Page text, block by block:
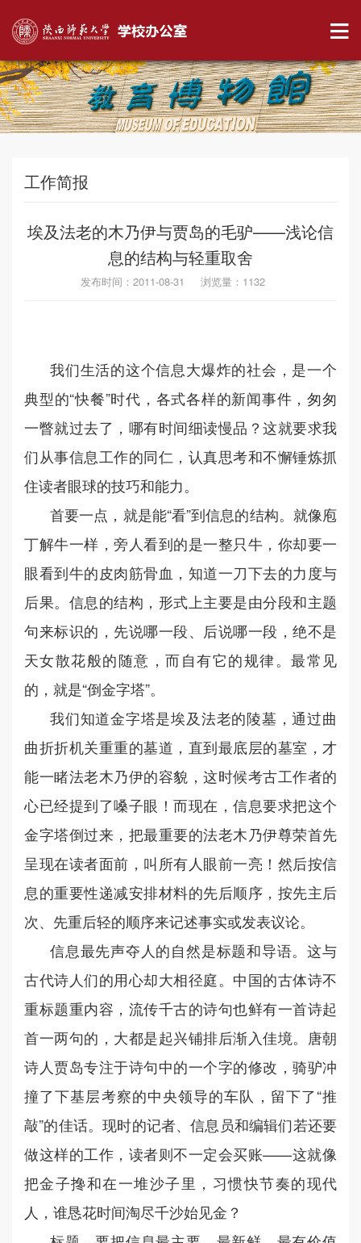
工作简报
埃及法老的木乃伊与贾岛的毛驴——浅论信
息的结构与轻重取舍
发布时间：2011-08-31 浏览量： 1132
我们生活的这个信息大爆炸的社会，是一个
典型的“快餐”时代，各式各样的新闻事件，匆匆
一瞥就过去了，哪有时间细读慢品？这就要求我
们从事信息工作的同仁，认真思考和不懈锤炼抓
住读者眼球的技巧和能力。
首要一点，就是能“看”到信息的结构。就像庖
丁解牛一样，旁人看到的是一整只牛，你却要一
眼看到牛的皮肉筋骨血，知道一刀下去的力度与
后果。信息的结构，形式上主要是由分段和主题
句来标识的，先说哪一段、后说哪一段，绝不是
天女散花般的随意，而自有它的规律。最常见
的，就是“倒金字塔”。
我们知道金字塔是埃及法老的陵墓，通过曲
曲折折机关重重的墓道，直到最底层的墓室，才
能一睹法老木乃伊的容貌，这时候考古工作者的
心已经提到了嗓子眼！而现在，信息要求把这个
金字塔倒过来，把最重要的法老木乃伊尊荣首先
呈现在读者面前，叫所有人眼前一亮！然后按信
息的重要性递减安排材料的先后顺序，按先主后
次、先重后轻的顺序来记述事实或发表议论。
信息最先声夺人的自然是标题和导语。这与
古代诗人们的用心却大相径庭。中国的古体诗不
重标题重内容，流传千古的诗句也鲜有一首诗起
首一两句的，大都是起兴铺排后渐入佳境。唐朝
诗人贾岛专注于诗句中的一个字的修改，骑驴冲
撞了下基层考察的中央领导的车队，留下了“推
敲”的佳话。现时的记者、信息员和编辑们若还要
做这样的工作，读者则不一定会买账——这就像
把金子搀和在一堆沙子里，习惯快节奏的现代
人，谁恳花时间淘尽千沙始见金？